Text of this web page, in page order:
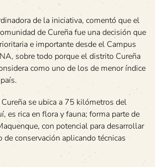
de la iniciativa, comentó que el
de Cureña fue una decisión que
e importante desde el Campus
sobre todo porque el distrito Cureña
como uno de los de menor índice
se ubica a 75 kilómetros del
es rica en flora y fauna; forma parte de
con potencial para desarrollar
de conservación aplicando técnicas